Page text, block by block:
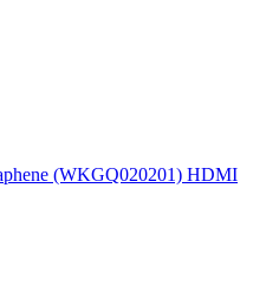
(WKGQ020201) HDMI